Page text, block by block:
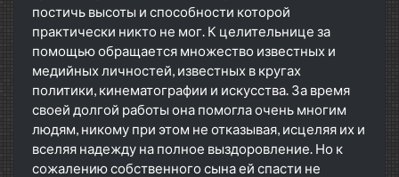
постичь высоты и способности которой
практически никто не мог. К целительнице за
помощью обращается множество известных и
медийных личностей, известных в кругах
политики, кинематографии и искусства. За время
своей долгой работы она помогла очень многим
людям, никому при этом не отказывая, исцеляя их и
вселяя надежду на полное выздоровление. Но к
сожалению собственного сына ей спасти не